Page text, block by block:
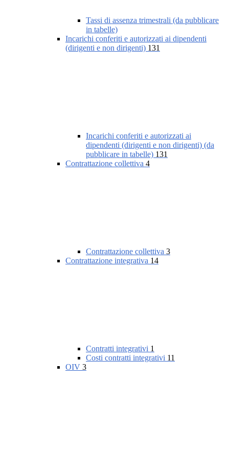
Tassi di assenza trimestrali (da pubblicare
in tabelle)
Incarichi conferiti e autorizzati ai dipendenti
(dirigenti e non dirigenti) 131
Incarichi conferiti e autorizzati ai
dipendenti (dirigenti e non dirigenti) (da
pubblicare in tabelle) 131
Contrattazione collettiva 4
Contrattazione collettiva 3
Contrattazione integrativa 14
Contratti integrativi 1
Costi contratti integrativi 11
OIV 3